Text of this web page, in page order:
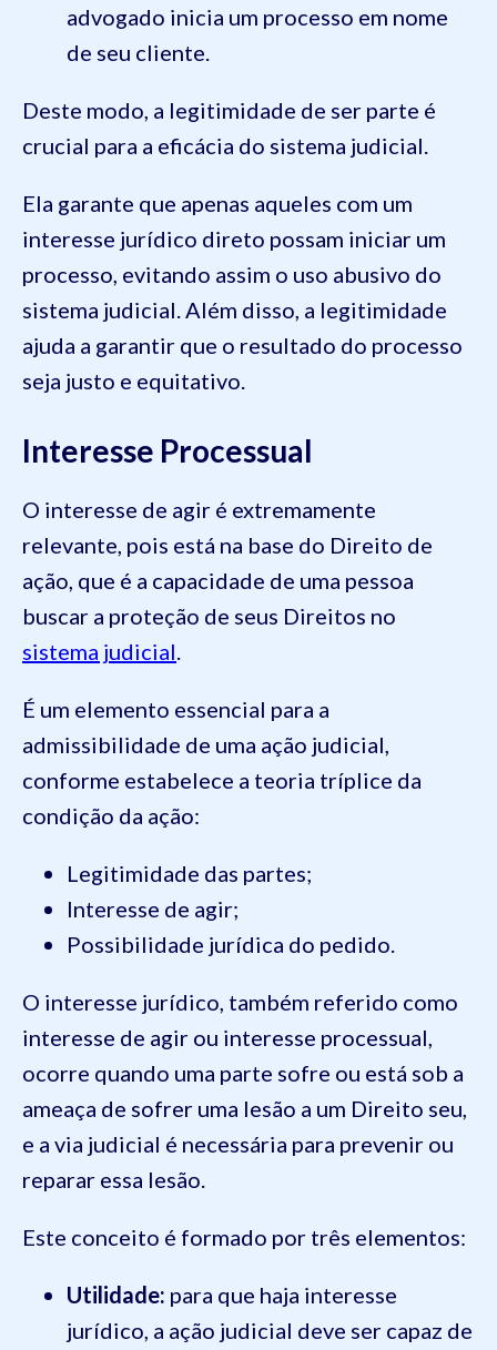
advogado inicia um processo em nome
de seu cliente.
Deste modo, a legitimidade de ser parte é
crucial para a eficácia do sistema judicial.
Ela garante que apenas aqueles com um
interesse jurídico direto possam iniciar um
processo, evitando assim o uso abusivo do
sistema judicial. Além disso, a legitimidade
ajuda a garantir que o resultado do processo
seja justo e equitativo.
Interesse Processual
O interesse de agir é extremamente
relevante, pois está na base do Direito de
ação, que é a capacidade de uma pessoa
buscar a proteção de seus Direitos no
sistema judicial
É um elemento essencial para a
admissibilidade de uma ação judicial,
conforme estabelece a teoria tríplice da
condição da ação:
Legitimidade das partes;
Interesse de agir;
Possibilidade jurídica do pedido.
O interesse jurídico, também referido como
interesse de agir ou interesse processual,
ocorre quando uma parte sofre ou está sob a
ameaça de sofrer uma lesão a um Direito seu,
e a via judicial é necessária para prevenir ou
reparar essa lesão.
Este conceito é formado por três elementos:
Utilidade: para que haja interesse
jurídico, a ação judicial deve ser capaz de